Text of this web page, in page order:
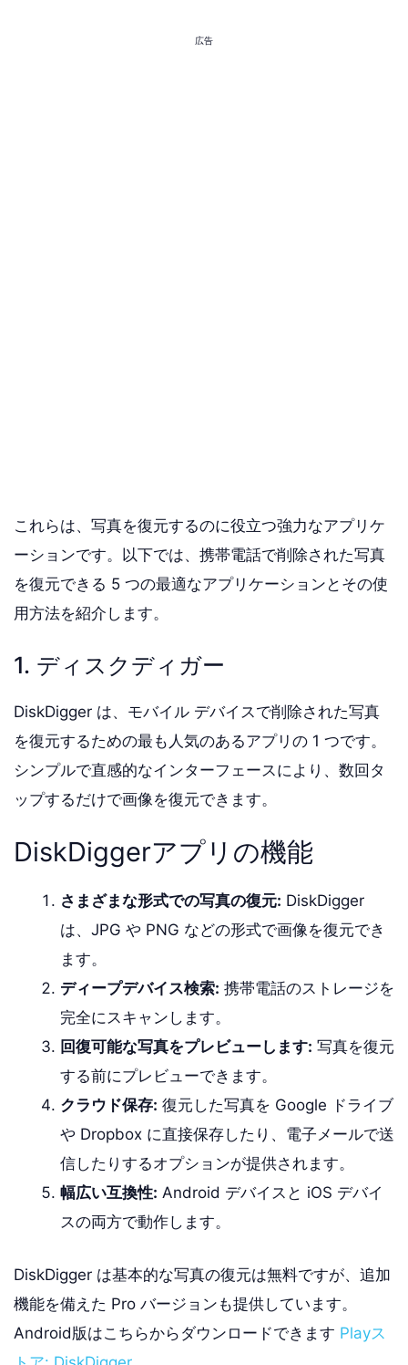
広告
これらは、写真を復元するのに役立つ強力なアプリケ
ーションです。以下では、携帯電話で削除された写真
を復元できる 5 つの最適なアプリケーションとその使
用方法を紹介します。
1. ディスクディガー
DiskDigger は、モバイル デバイスで削除された写真
を復元するための最も人気のあるアプリの 1 つです。
シンプルで直感的なインターフェースにより、数回タ
ップするだけで画像を復元できます。
DiskDiggerアプリの機能
さまざまな形式での写真の復元: DiskDigger
は、JPG や PNG などの形式で画像を復元でき
ます。
ディープデバイス検索: 携帯電話のストレージを
完全にスキャンします。
回復可能な写真をプレビューします: 写真を復元
する前にプレビューできます。
クラウド保存: 復元した写真を Google ドライブ
や Dropbox に直接保存したり、電子メールで送
信したりするオプションが提供されます。
幅広い互換性: Android デバイスと iOS デバイ
スの両方で動作します。
DiskDigger は基本的な写真の復元は無料ですが、追加
機能を備えた Pro バージョンも提供しています。
Android版はこちらからダウンロードできます Playス